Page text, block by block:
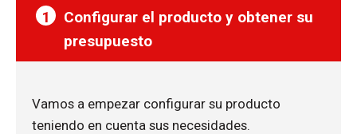
1
Configurar el producto y obtener su
presupuesto
Vamos a empezar configurar su producto
teniendo en cuenta sus necesidades.